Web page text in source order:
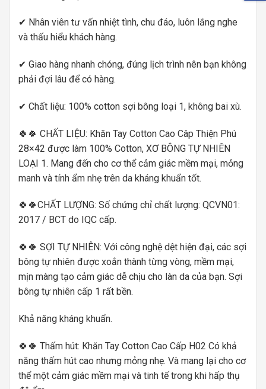
✔ Nhân viên tư vấn nhiệt tình, chu đáo, luôn lắng nghe
và thấu hiểu khách hàng.
✔ Giao hàng nhanh chóng, đúng lịch trình nên bạn không
phải đợi lâu để có hàng.
✔ Chất liệu: 100% cotton sợi bông loại 1, không bai xù.
🍀🍀 CHẤT LIỆU: Khăn Tay Cotton Cao Câp Thiện Phú
28×42 được làm 100% Cotton, XƠ BÔNG TỰ NHIÊN
LOẠI 1. Mang đến cho cơ thể cảm giác mềm mại, mỏng
manh và tính ẩm nhẹ trên da kháng khuẩn tốt.
🍀🍀CHẤT LƯỢNG: Số chứng chỉ chất lượng: QCVN01:
2017 / BCT do IQC cấp.
🍀🍀 SỢI TỰ NHIÊN: Với công nghệ dệt hiện đại, các sợi
bông tự nhiên được xoắn thành từng vòng, mềm mại,
mịn màng tạo cảm giác dễ chịu cho làn da của bạn. Sợi
bông tự nhiên cấp 1 rất bền.
Khả năng kháng khuẩn.
🍀🍀 Thấm hút: Khăn Tay Cotton Cao Cấp H02 Có khả
năng thấm hút cao nhưng mỏng nhẹ. Và mang lại cho cơ
thể một cảm giác mềm mại và tinh tế trong khi hấp thụ